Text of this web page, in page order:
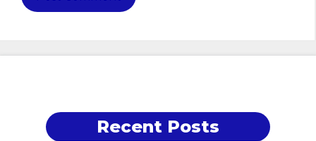
Recent Posts